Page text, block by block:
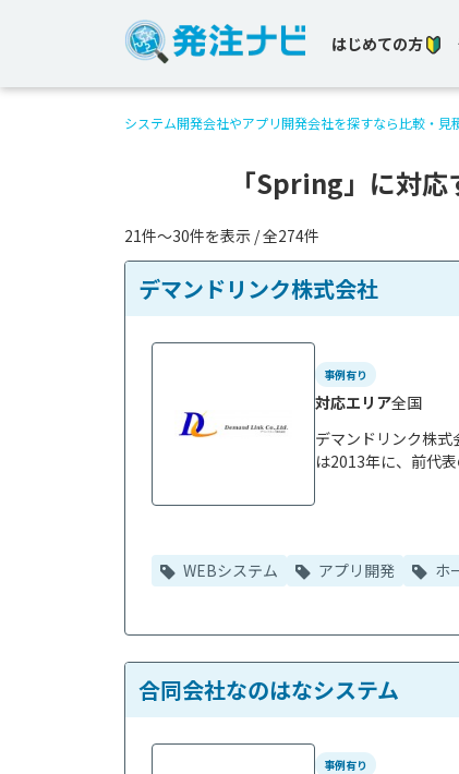
はじめての方
システム開発会社やアプリ開発会社を探すなら比較・見
「Spring」に対応
21件〜30件を表示 / 全274件
デマンドリンク株式会社
デマンドリンク株
は2013年に、前代
事例有り
対応エリア全国
WEBシステム アプリ開発 ホ
合同会社なのはなシステム
事例有り